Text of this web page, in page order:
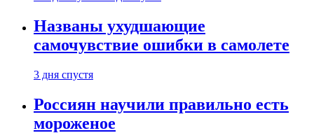
Названы ухудшающие
самочувствие ошибки в самолете
3 дня спустя
Россиян научили правильно есть
мороженое